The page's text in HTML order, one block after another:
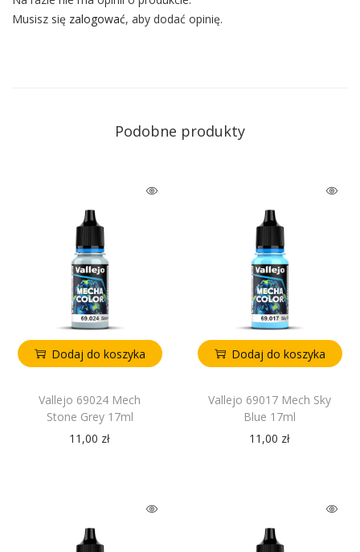
Musisz się zalogować, aby dodać opinię.
Podobne produkty
Dodaj do koszyka
Vallejo 69024 Mech
Stone Grey 17ml
11,00 zł
Dodaj do koszyka
Vallejo 69017 Mech Sky
Blue 17ml
11,00 zł